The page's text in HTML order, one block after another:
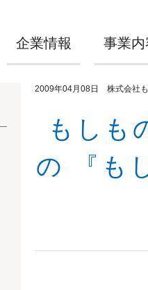
企業情報 事業内
もしも
の 『も
2009年04月08日 株式会社